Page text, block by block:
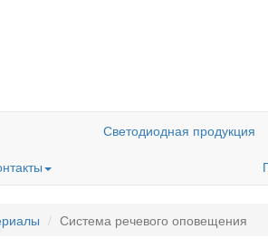
Светодиодная продукция
Система речевого оповещения